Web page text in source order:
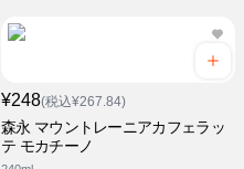
¥248(税込¥267.84)
森永 マウントレーニアカフェラッ
テ モカチーノ